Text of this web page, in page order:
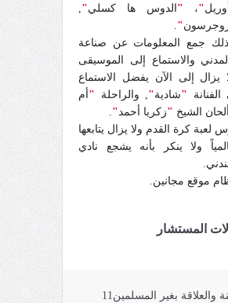
"، " الدوس ها كسلي"
,
روجرسون"
.
جمع المعلومات عن صناعة
والاستماع إلى الموسيقى
يزال إلى الآن يفضل الاستماع
"شادية"
, والراحلة " أم
الشيخ "زكريا أحمد"
.
لعبة كرة القدم ولا يزال يتابعها
ولا ينكر بأنه يشجع نادي
موقع مجانين.
المستشار
والعلاقة بغير المسلمين11